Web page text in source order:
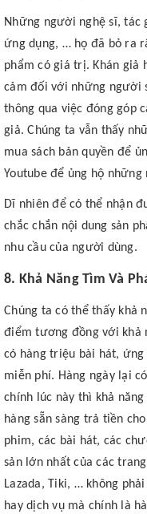
Những người nghệ sĩ, tác
ứng dụng, … họ đã bỏ ra
phẩm có giá trị. Khán giả
cảm đối với những người
thông qua việc đóng góp
giả. Chúng ta vẫn thấy
mua sách bản quyền để
Youtube để ủng hộ
Dĩ nhiên để có thể nhận
chắc chắn nội dung sản
nhu cầu của người dùng.
8. Khả Năng Tìm Và
Chúng ta có thể thấy khả
điểm tương đồng với khả
có hàng triệu bài hát,
miễn phí. Hàng ngày lại
chính lúc này thì khả
hàng sẵn sàng trả tiền
phim, các bài hát, các
sản lớn nhất của các
Lazada, Tiki, … không
hay dịch vụ mà chính là